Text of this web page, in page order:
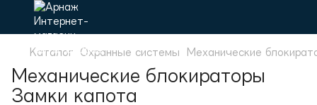
Каталог Охранные системы Механические
Механические блокираторы
Замки капота